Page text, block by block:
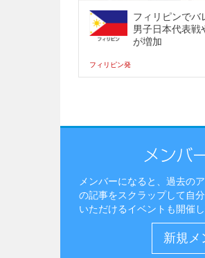
フィリピンでバ
男子日本代表戦
が増加
フィリピン発
メンバーになると、過去の
の記事をスクラップして自
いただけるイベントも開催し
新規メ